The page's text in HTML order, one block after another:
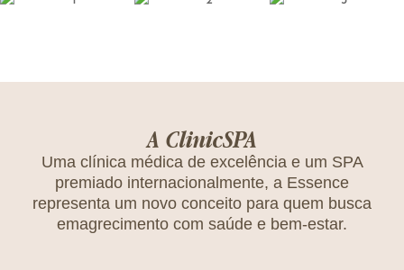
A ClinicSPA
Uma clínica médica de excelência e um SPA
premiado internacionalmente, a Essence
representa um novo conceito para quem busca
emagrecimento com saúde e bem-estar.